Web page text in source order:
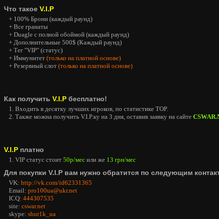
Что такое V.I.P
+ 100% Брони (каждый раунд)
+ Все гранаты
+ Duagle с полной обоймой (каждый раунд)
+ Дополнительные 500$ (Каждый раунд)
+ Тег "VIP" (статус)
+ Иммунитет (только на платной основе)
+ Резервный слот (только на платной основе)
Как получить V.I.P бесплатно!
1. Входить в десятку лучших игроков, по статистике TOP.
2. Также можна получить V.I.P.ку на 3 дня, оставив заявку на сайте
V.I.P платно
1. VIP статус стоит 50р/мес или же 13 грн/мес
Для покупки V.I.P вам нужно обратится по следующим
VK: http://vk.com/id62331365
Email: pro100ua@ukr.net
ICQ: 444307535
site: cswar.net
skype: shur1k_ua